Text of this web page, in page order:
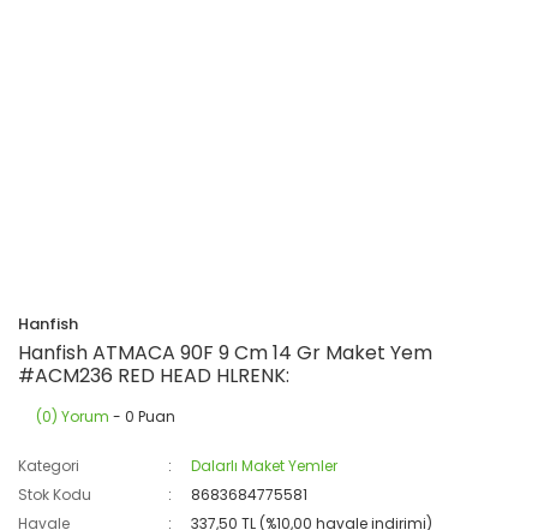
Hanfish
Hanfish ATMACA 90F 9 Cm 14 Gr Maket Yem
#ACM236 RED HEAD HLRENK:
(0) Yorum - 0 Puan
Kategori
Dalarlı Maket Yemler
Stok Kodu
8683684775581
Havale
337,50 TL (%10,00 havale indirimi)